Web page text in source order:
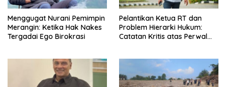
Menggugat Nurani Pemimpin
Merangin: Ketika Hak Nakes
Tergadai Ego Birokrasi
Pelantikan Ketua RT dan
Problem Hierarki Hukum:
Catatan Kritis atas Perwal